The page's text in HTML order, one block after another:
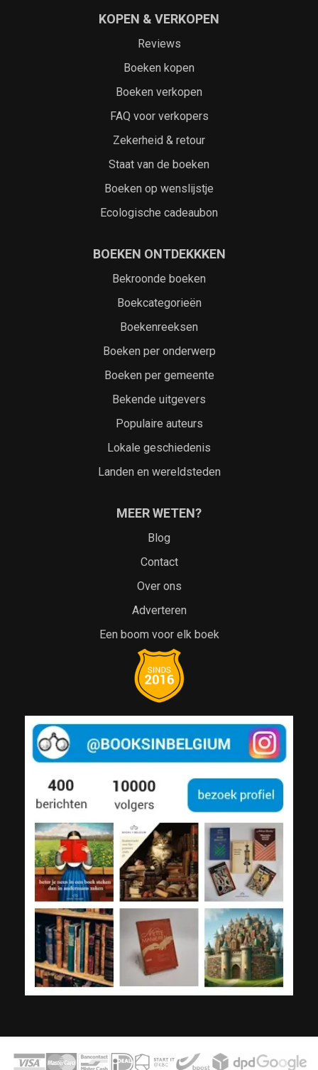
KOPEN & VERKOPEN
Reviews
Boeken kopen
Boeken verkopen
FAQ voor verkopers
Zekerheid & retour
Staat van de boeken
Boeken op wenslijstje
Ecologische cadeaubon
BOEKEN ONTDEKKKEN
Bekroonde boeken
Boekcategorieën
Boekenreeksen
Boeken per onderwerp
Boeken per gemeente
Bekende uitgevers
Populaire auteurs
Lokale geschiedenis
Landen en wereldsteden
MEER WETEN?
Blog
Contact
Over ons
Adverteren
Een boom voor elk boek